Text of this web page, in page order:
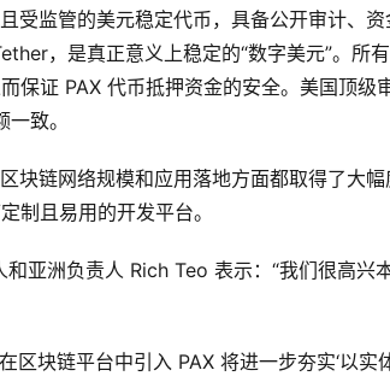
受监管的美元稳定代币，具备公开审计、
，是真正意义上稳定的“数字美元”。所
保证 PAX 代币抵押资金的安全。美国顶级
致。
块链网络规模和应用落地方面都取得了大
制且易用的开发平台。
亚洲负责人 Rich Teo 表示：“我们很高兴
块链平台中引入 PAX 将进一步夯实‘以实